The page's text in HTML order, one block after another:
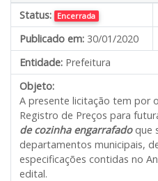
Status: Encerrada
Publicado em: 30/01/2020
Entidade: Prefeitura
Objeto:
A presente licitação tem por
Registro de Preços para
de cozinha engarrafado que
departamentos municipais,
especificações contidas no
edital.